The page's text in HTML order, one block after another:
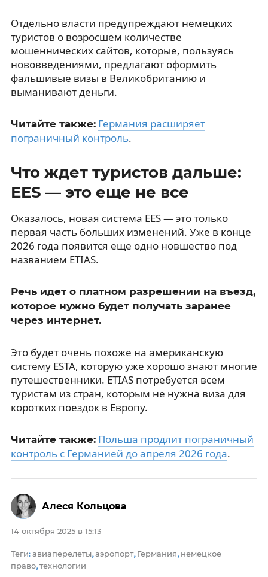
Отдельно власти предупреждают немецких
туристов о возросшем количестве
мошеннических сайтов, которые, пользуясь
нововведениями, предлагают оформить
фальшивые визы в Великобританию и
выманивают деньги.
Читайте также: Германия расширяет
пограничный контроль.
Что ждет туристов дальше:
EES — это еще не все
Оказалось, новая система EES — это только
первая часть больших изменений. Уже в конце
2026 года появится еще одно новшество под
названием ETIAS.
Речь идет о платном разрешении на въезд,
которое нужно будет получать заранее
через интернет.
Это будет очень похоже на американскую
систему ESTA, которую уже хорошо знают многие
путешественники. ETIAS потребуется всем
туристам из стран, которым не нужна виза для
коротких поездок в Европу.
Читайте также: Польша продлит пограничный
контроль с Германией до апреля 2026 года.
14 октября 2025 в 15:13
Теги: авиаперелеты,аэропорт, Германия, немецкое
право,технологии
Алеся Кольцова